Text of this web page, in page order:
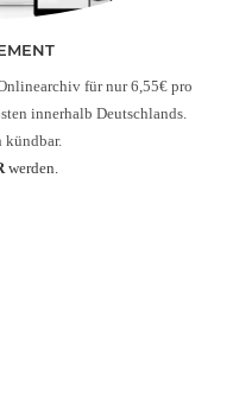
für nur 6,55€ pro
innerhalb Deutschlands.
werden.